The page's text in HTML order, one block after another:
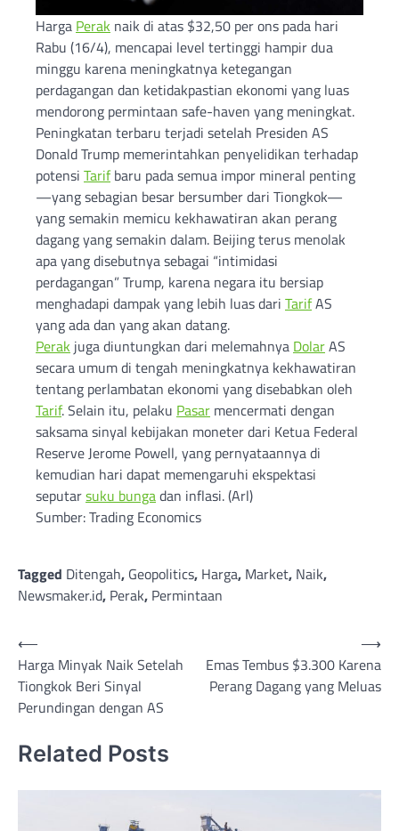
Harga Perak naik di atas $32,50 per ons pada hari
Rabu (16/4), mencapai level tertinggi hampir dua
minggu karena meningkatnya ketegangan
perdagangan dan ketidakpastian ekonomi yang luas
mendorong permintaan safe-haven yang meningkat.
Peningkatan terbaru terjadi setelah Presiden AS
Donald Trump memerintahkan penyelidikan terhadap
potensi Tarifbaru pada semua impor mineral penting
—yang sebagian besar bersumber dari Tiongkok—
yang semakin memicu kekhawatiran akan perang
dagang yang semakin dalam. Beijing terus menolak
apa yang disebutnya sebagai “intimidasi
perdagangan” Trump, karena negara itu bersiap
menghadapi dampak yang lebih luas dari TarifAS
yang ada dan yang akan datang.
Perak juga diuntungkan dari melemahnya DolarAS
secara umum di tengah meningkatnya kekhawatiran
tentang perlambatan ekonomi yang disebabkan oleh
Tarif. Selain itu, pelaku Pasar mencermati dengan
saksama sinyal kebijakan moneter dari Ketua Federal
Reserve Jerome Powell, yang pernyataannya di
kemudian hari dapat memengaruhi ekspektasi
seputarsuku bungadan inflasi. (Arl)
Sumber: Trading Economics
Tagged Ditengah, Geopolitics, Harga, Market, Naik,
Newsmaker.id, Perak, Permintaan
Post
navigation
⟵
Harga Minyak Naik Setelah
Tiongkok Beri Sinyal
Perundingan dengan AS
Emas Tembus $3.300 Karena
Perang Dagang yang Meluas
⟶
Related Posts